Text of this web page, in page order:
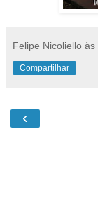
Felipe Nicoliello às
Compartilhar
‹